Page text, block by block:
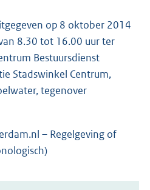
op 8 oktober 2014
8.30 tot 16.00 uur ter
Bestuursdienst
Stadswinkel Centrum,
tegenover
– Regelgeving of